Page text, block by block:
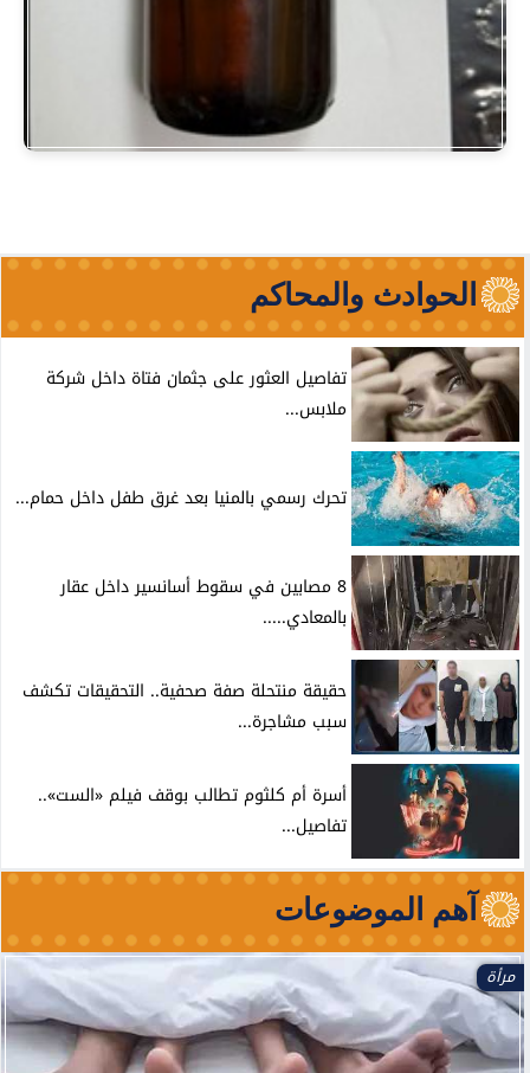
الحوادث والمحاكم
تفاصيل العثور على جثمان فتاة داخل شركة
ملابس...
تحرك رسمي بالمنيا بعد غرق طفل داخل حمام...
8 مصابين في سقوط أسانسير داخل عقار
بالمعادي.....
حقيقة منتحلة صفة صحفية.. التحقيقات تكشف
سبب مشاجرة...
أسرة أم كلثوم تطالب بوقف فيلم «الست»..
تفاصيل...
آهم الموضوعات
الأخبار